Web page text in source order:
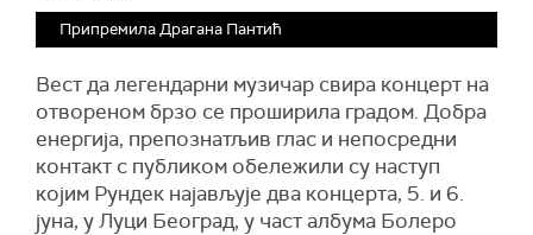
Припремила Драгана Пантић
Вест да легендарни музичар свира концерт на
отвореном брзо се проширила градом. Добра
енергија, препознатљив глас и непосредни
контакт с публиком обележили су наступ
којим Рундек најављује два концерта, 5. и 6.
јуна, у Луци Београд, у част албума Болеро